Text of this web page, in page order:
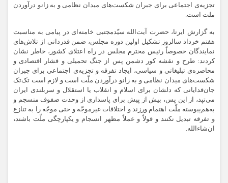
تجزیه‌ی اجتماعی برای جبران شکست‌های میدان نظامی و به زانو درآوردن
ملت است.
به گزارش ایرنا، حضرت آیت‌الله سیّدمجتبی خامنه‌ای در پیامی به مناسبت
هفتم خرداد سالروز تشکیل اولین دوره مجلس، ضمن قدردانی از تلاش‌های
نمایندگان خصوصاً رئیس محترم مجلس در راه اعتلای کشور، خاطر نشان
کردند: طرح و نقشه‌ کور دشمن پس از جنگ تحمیلی و فشار اقتصادی و
محاصره‌ی تبلیغاتی و سیاسی، ایجاد تفرقه و تجزیه‌ی اجتماعی برای جبران
شکست‌های میدان نظامی و به زانو درآوردن ملّت است و لازم است تک‌تک
جان‌فدایانی که دلشان برای اسلام و انقلاب یا استقلال و سربلندی ایران
می‌تپد، از این پس، بیش از پیش برای پاسداری از وحدت صفوف منسجم و
به‌هم‌پیوسته ملّت اهتمام ورزند و اختلافات غیرموجّه و حتی موجّه را به تنازع
و تفرقه تبدیل نکنند و قولاً و عملاً مظهر انسجام و یکپارچگی ملّت باشند،
ان‌شاءالله.